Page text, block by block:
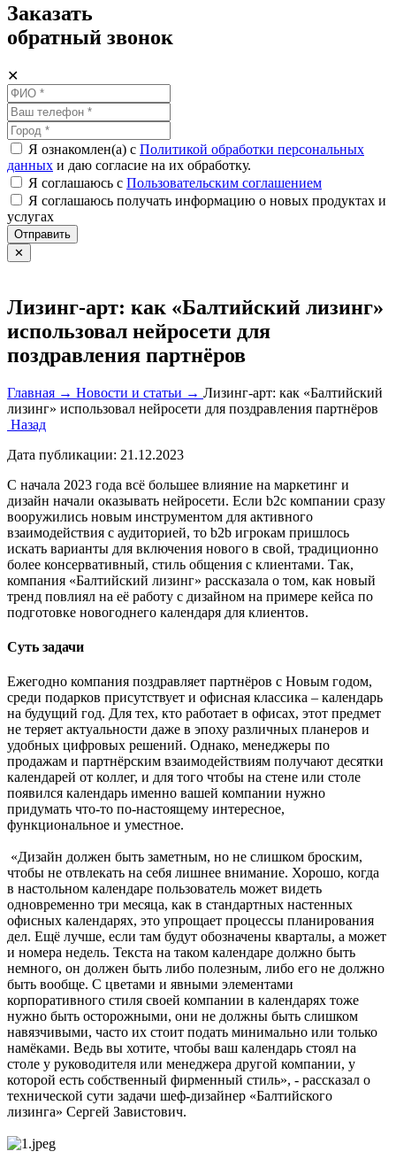
Заказать
обратный звонок
✕
Я ознакомлен(а) с Политикой обработки персональных
данных и даю согласие на их обработку.
Я соглашаюсь c Пользовательским соглашением
Я соглашаюсь получать информацию о новых продуктах и
услугах
Отправить
✕
Лизинг-арт: как «Балтийский лизинг»
использовал нейросети для
поздравления партнёров
Главная → Новости и статьи → Лизинг-арт: как «Балтийский
лизинг» использовал нейросети для поздравления партнёров
Назад
Дата публикации: 21.12.2023
С начала 2023 года всё большее влияние на маркетинг и
дизайн начали оказывать нейросети. Если b2c компании сразу
вооружились новым инструментом для активного
взаимодействия с аудиторией, то b2b игрокам пришлось
искать варианты для включения нового в свой, традиционно
более консервативный, стиль общения с клиентами. Так,
компания «Балтийский лизинг» рассказала о том, как новый
тренд повлиял на её работу с дизайном на примере кейса по
подготовке новогоднего календаря для клиентов.
Суть задачи
Ежегодно компания поздравляет партнёров с Новым годом,
среди подарков присутствует и офисная классика – календарь
на будущий год. Для тех, кто работает в офисах, этот предмет
не теряет актуальности даже в эпоху различных планеров и
удобных цифровых решений. Однако, менеджеры по
продажам и партнёрским взаимодействиям получают десятки
календарей от коллег, и для того чтобы на стене или столе
появился календарь именно вашей компании нужно
придумать что-то по-настоящему интересное,
функциональное и уместное.
«Дизайн должен быть заметным, но не слишком броским,
чтобы не отвлекать на себя лишнее внимание. Хорошо, когда
в настольном календаре пользователь может видеть
одновременно три месяца, как в стандартных настенных
офисных календарях, это упрощает процессы планирования
дел. Ещё лучше, если там будут обозначены кварталы, а может
и номера недель. Текста на таком календаре должно быть
немного, он должен быть либо полезным, либо его не должно
быть вообще. С цветами и явными элементами
корпоративного стиля своей компании в календарях тоже
нужно быть осторожными, они не должны быть слишком
навязчивыми, часто их стоит подать минимально или только
намёками. Ведь вы хотите, чтобы ваш календарь стоял на
столе у руководителя или менеджера другой компании, у
которой есть собственный фирменный стиль», - рассказал о
технической сути задачи шеф-дизайнер «Балтийского
лизинга» Сергей Завистович.